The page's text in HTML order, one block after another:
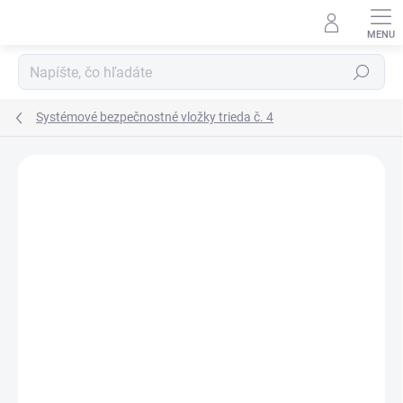
Hľadať
Systémové bezpečnostné vložky trieda č. 4